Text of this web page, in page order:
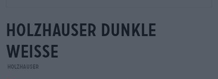
holzhauser dunkle
weisse
Holzhauser